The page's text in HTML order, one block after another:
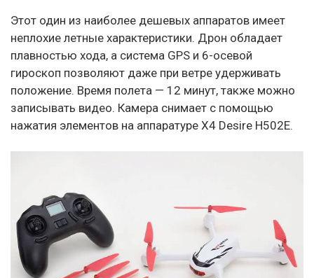
Этот один из наиболее дешевых аппаратов имеет
неплохие летные характеристики. Дрон обладает
плавностью хода, а система GPS и 6-осевой
гироскоп позволяют даже при ветре удерживать
положение. Время полета — 12 минут, также можно
записывать видео. Камера снимает с помощью
нажатия элементов на аппаратуре X4 Desire H502E.